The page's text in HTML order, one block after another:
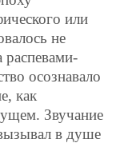
или
не
распевами-
осознавало
как
Звучание
в душе